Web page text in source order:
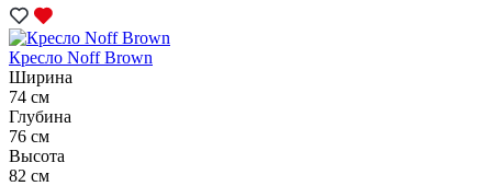
Кресло Noff Brown
Ширина
74 см
Глубина
76 см
Высота
82 см